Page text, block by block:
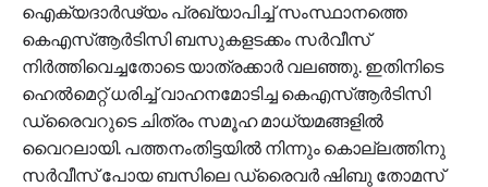
ഐക്യദാർഢ്യം പ്രഖ്യാപിച്ച് സംസ്ഥാനത്തെ
കെഎസ്ആർടിസി ബസുകളടക്കം സർവീസ്
നിർത്തിവെച്ചതോടെ യാത്രക്കാർ വലഞ്ഞു. ഇതിനിടെ
ഹെൽമെറ്റ്‌ ധരിച്ച് വാഹനമോടിച്ച കെഎസ്ആർടിസി
ഡ്രൈവറുടെ ചിത്രം സമൂഹ മാധ്യമങ്ങളിൽ
വൈറലായി. പത്തനംതിട്ടയിൽ നിന്നും കൊല്ലത്തിനു
സർവീസ് പോയ ബസിലെ ഡ്രൈവർ ഷിബു തോമസ്